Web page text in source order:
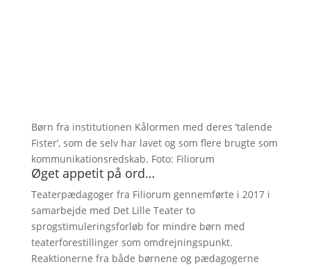
Børn fra institutionen Kålormen med deres ’talende
Fister’, som de selv har lavet og som flere brugte som
kommunikationsredskab. Foto: Filiorum
Øget appetit på ord…
Teaterpædagoger fra Filiorum gennemførte i 2017 i
samarbejde med Det Lille Teater to
sprogstimuleringsforløb for mindre børn med
teaterforestillinger som omdrejningspunkt.
Reaktionerne fra både børnene og pædagogerne